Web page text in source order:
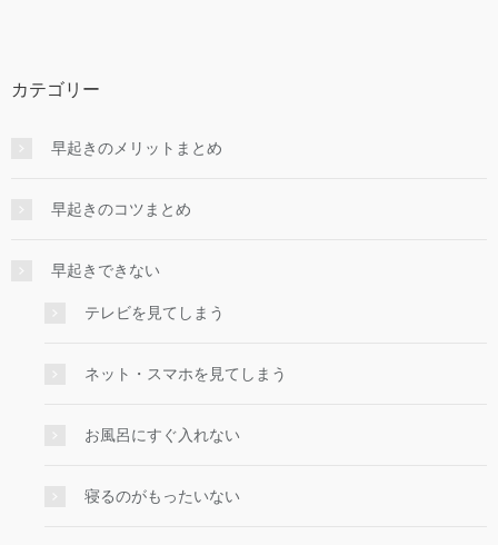
カテゴリー
早起きのメリットまとめ
早起きのコツまとめ
早起きできない
テレビを見てしまう
ネット・スマホを見てしまう
お風呂にすぐ入れない
寝るのがもったいない